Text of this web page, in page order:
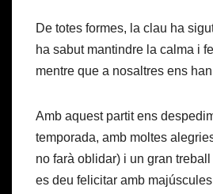
De totes formes, la clau ha
ha sabut mantindre la calma i
mentre que a nosaltres ens
Amb aquest partit ens
temporada, amb moltes
no farà oblidar) i un gran
es deu felicitar amb